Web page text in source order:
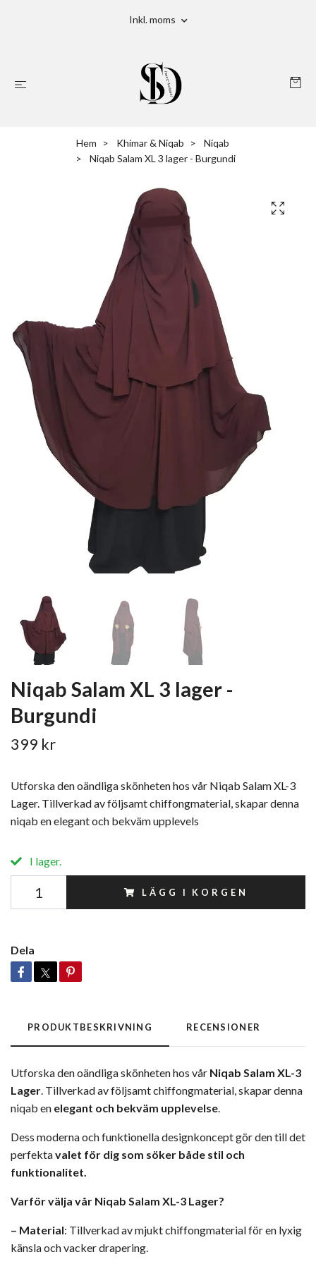
Inkl. moms
Hem Khimar & Niqab
Niqab
Niqab Salam XL 3 lager - Burgundi
Niqab Salam XL 3 lager -
Burgundi
399 kr
Utforska den oändliga skönheten hos vår Niqab Salam XL-3
Lager. Tillverkad av följsamt chiffongmaterial, skapar denna
niqab en elegant och bekväm upplevels
I lager.
LÄGG I KORGEN
Dela
PRODUKTBESKRIVNING RECENSIONER
Utforska den oändliga skönheten hos vår Niqab Salam XL-3
Lager. Tillverkad av följsamt chiffongmaterial, skapar denna
niqab en elegant och bekväm upplevelse.
Dess moderna och funktionella designkoncept gör den till det
perfektavalet för dig som söker både stil och
funktionalitet.
Varför välja vår Niqab Salam XL-3 Lager?
– Material: Tillverkad av mjukt chiffongmaterial för en lyxig
känsla och vacker drapering.